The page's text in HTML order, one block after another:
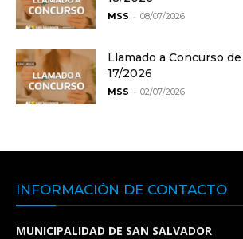
MSS - 08/07/2026
Llamado a Concurso
17/2026
MSS - 02/07/2026
INFORMACIÓN DE CONTACTO
MUNICIPALIDAD DE SAN SALVADOR